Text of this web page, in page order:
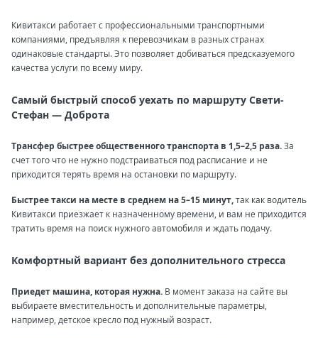
Кивитакси работает с профессиональными транспортными
компаниями, предъявляя к перевозчикам в разных странах
одинаковые стандарты. Это позволяет добиваться предсказуемого
качества услуги по всему миру.
Самый быстрый способ уехать по маршруту Свети-
Стефан — Доброта
Трансфер быстрее общественного транспорта в 1,5–2,5 раза.За
счет того что не нужно подстраиваться под расписание и не
приходится терять время на остановки по маршруту.
Быстрее такси на месте в среднем на 5–15 минут,так как водитель
Кивитакси приезжает к назначенному времени, и вам не приходится
тратить время на поиск нужного автомобиля и ждать подачу.
Комфортный вариант без дополнительного стресса
Приедет машина, которая нужна. В момент заказа на сайте вы
выбираете вместительность и дополнительные параметры,
например, детское кресло под нужный возраст.